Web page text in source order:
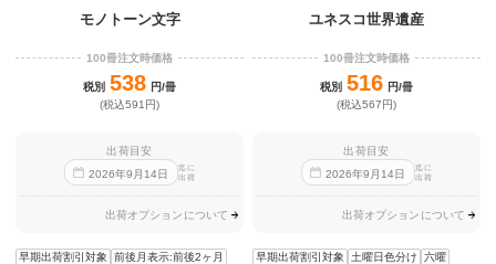
モノトーン文字
100冊注文時価格
税別 538 円/冊
(税込591円)
出荷目安
2026年9 月 14日
迄に
出荷
出荷オプションについて
早期出荷割引対象
前後月表示:前後2ヶ月
ユネスコ世界遺産
100冊注文時価格
税別 516 円/冊
(税込567円)
出荷目安
2026年9 月 14日
迄に
出荷
出荷オプションについて
早期出荷割引対象 土曜日色分け
六曜